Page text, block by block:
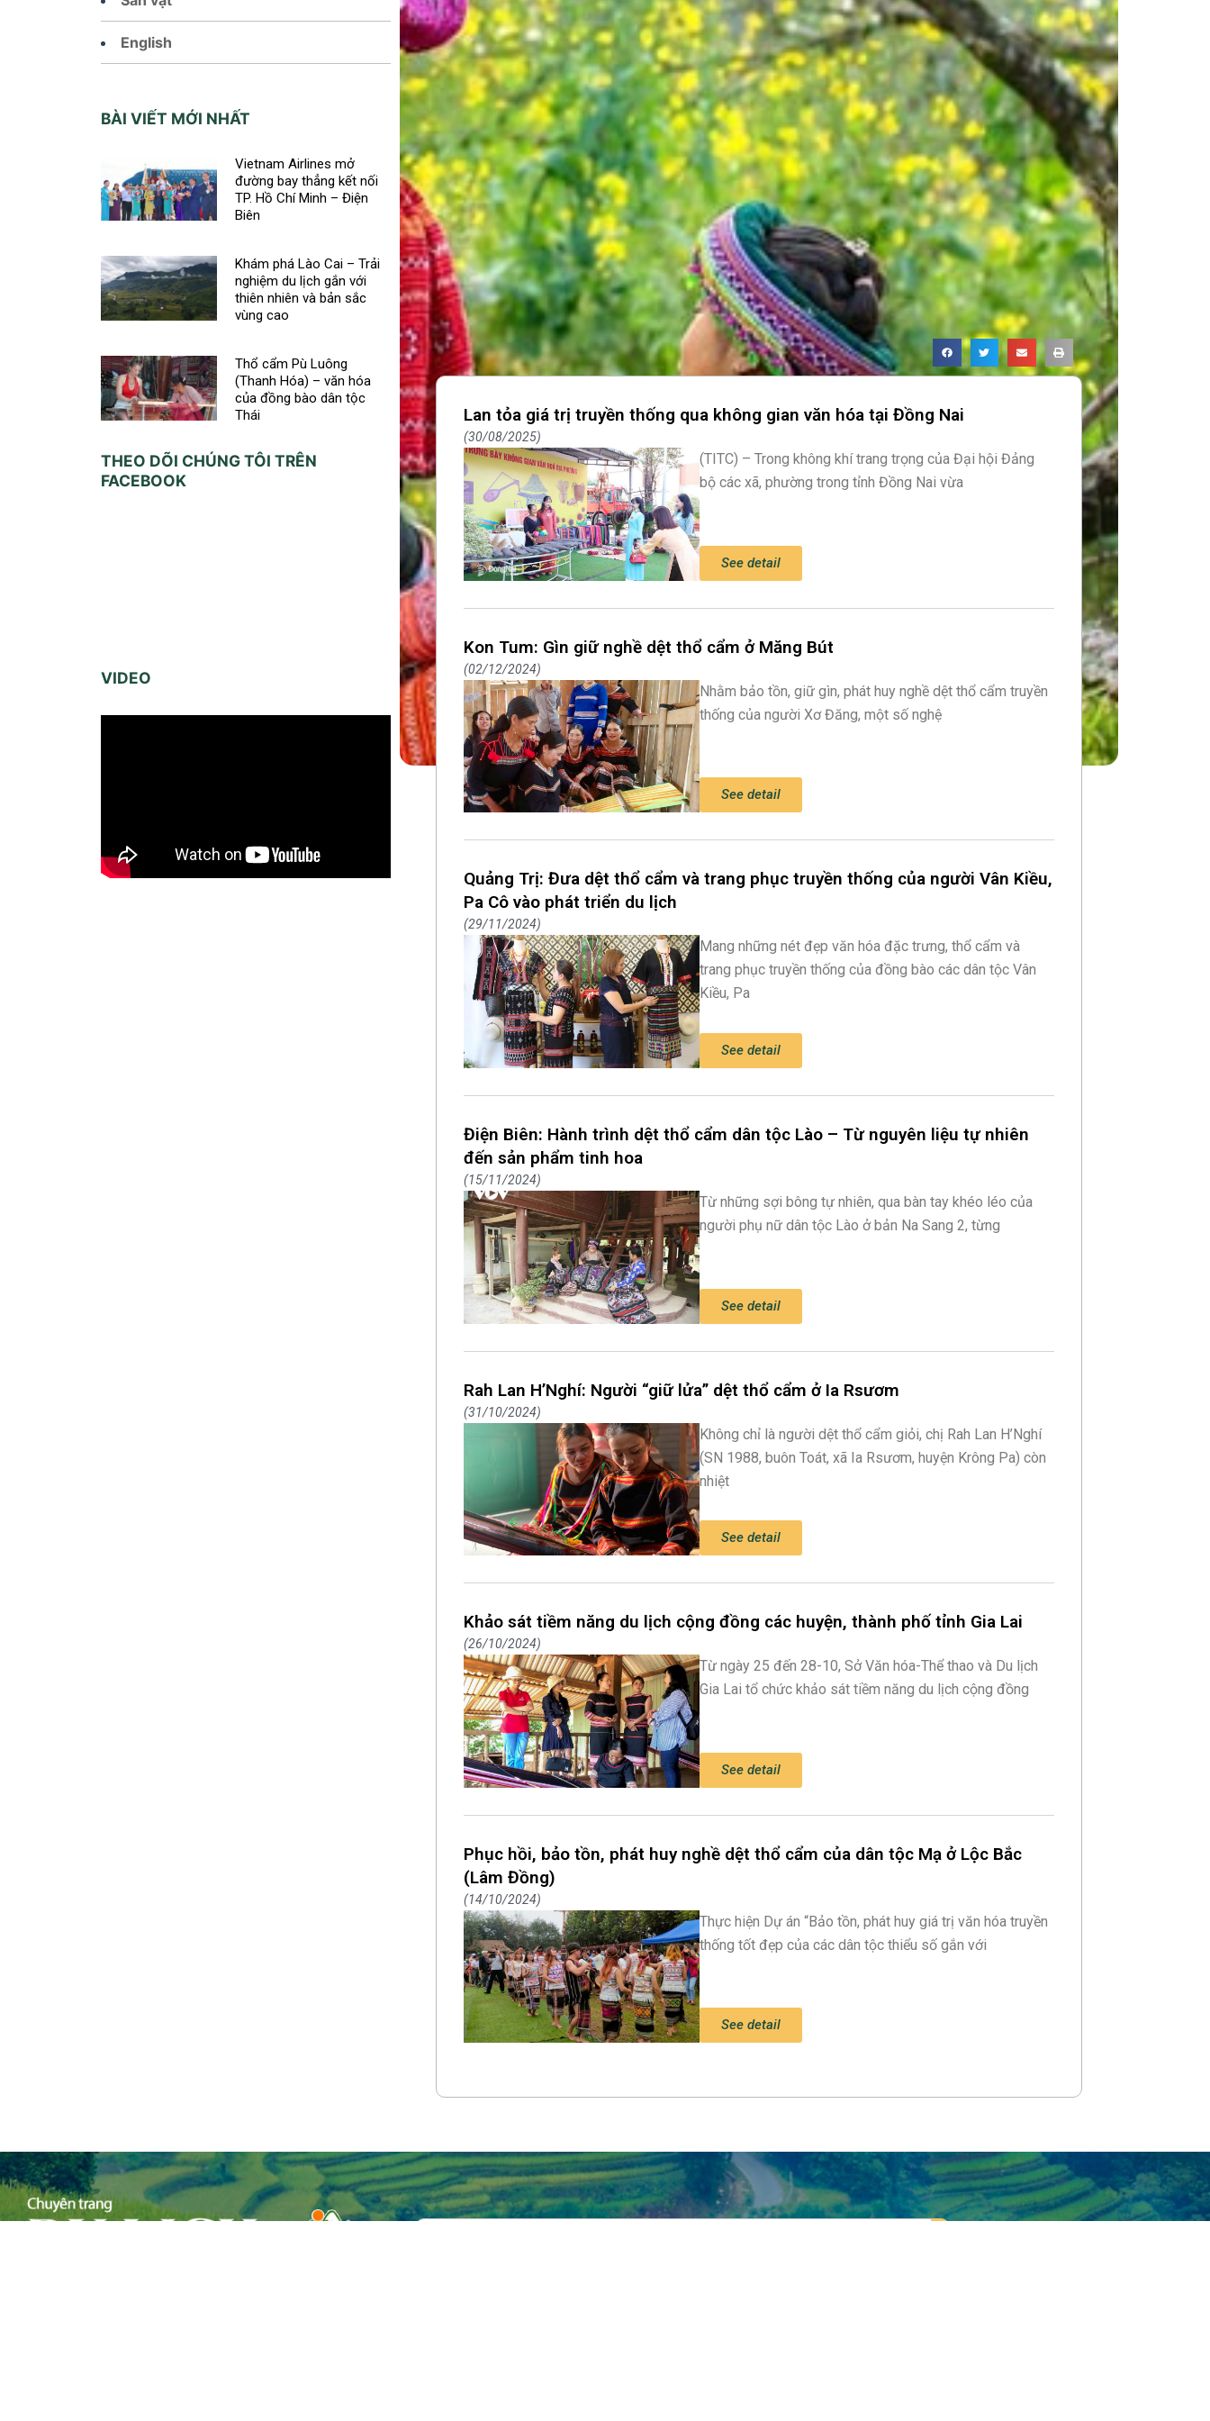
English
BÀI VIẾT MỚI NHẤT
Vietnam Airlines mở
đường bay thẳng kết nối
TP. Hồ Chí Minh – Điện
Biên
Khám phá Lào Cai – Trải
nghiệm du lịch gắn với
thiên nhiên và bản sắc
vùng cao
Thổ cẩm Pù Luông
(Thanh Hóa) – văn hóa
của đồng bào dân tộc
Thái
THEO DÕI CHÚNG TÔI TRÊN
FACEBOOK
VIDEO
Lan tỏa giá trị truyền thống qua không gian văn hóa tại Đồng Nai
30/08/2025
(TITC) – Trong không khí trang trọng của Đại hội Đảng
bộ các xã, phường trong tỉnh Đồng Nai vừa
See detail
Kon Tum: Gìn giữ nghề dệt thổ cẩm ở Măng Bút
02/12/2024
Nhằm bảo tồn, giữ gìn, phát huy nghề dệt thổ cẩm truyền
thống của người Xơ Đăng, một số nghệ
See detail
Quảng Trị: Đưa dệt thổ cẩm và trang phục truyền thống của người Vân Kiều,
Pa Cô vào phát triển du lịch
29/11/2024
Mang những nét đẹp văn hóa đặc trưng, thổ cẩm và
trang phục truyền thống của đồng bào các dân tộc Vân
Kiều, Pa
See detail
Điện Biên: Hành trình dệt thổ cẩm dân tộc Lào – Từ nguyên liệu tự nhiên
đến sản phẩm tinh hoa
15/11/2024
Từ những sợi bông tự nhiên, qua bàn tay khéo léo của
người phụ nữ dân tộc Lào ở bản Na Sang 2, từng
See detail
Rah Lan H’Nghí: Người “giữ lửa” dệt thổ cẩm ở Ia Rsươm
31/10/2024
Không chỉ là người dệt thổ cẩm giỏi, chị Rah Lan H’Nghí
(SN 1988, buôn Toát, xã Ia Rsươm, huyện Krông Pa) còn
nhiệt
See detail
Khảo sát tiềm năng du lịch cộng đồng các huyện, thành phố tỉnh Gia Lai
26/10/2024
Từ ngày 25 đến 28-10, Sở Văn hóa-Thể thao và Du lịch
Gia Lai tổ chức khảo sát tiềm năng du lịch cộng đồng
See detail
Phục hồi, bảo tồn, phát huy nghề dệt thổ cẩm của dân tộc Mạ ở Lộc Bắc
(Lâm Đồng)
14/10/2024
Thực hiện Dự án “Bảo tồn, phát huy giá trị văn hóa truyền
thống tốt đẹp của các dân tộc thiểu số gắn với
See detail